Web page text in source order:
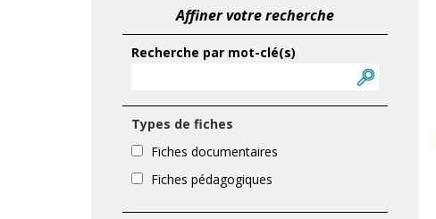
Affiner votre recherche
Recherche par mot-clé(s)
Types de fiches
Fiches documentaires
Fiches pédagogiques